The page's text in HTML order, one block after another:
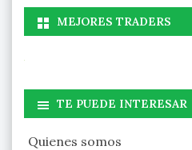
MEJORES TRADERS
TE PUEDE INTERESAR
Quienes somos